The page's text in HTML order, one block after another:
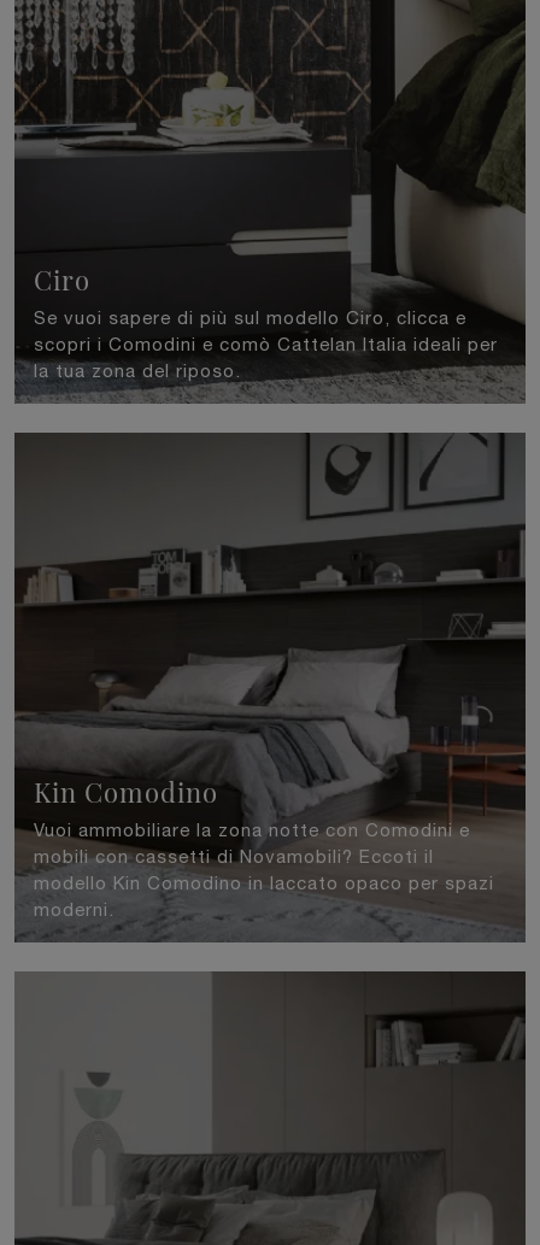
Ciro
Se vuoi sapere di più sul modello Ciro, clicca e
scopri i Comodini e comò Cattelan Italia ideali per
la tua zona del riposo.
Kin Comodino
Vuoi ammobiliare la zona notte con Comodini e
mobili con cassetti di Novamobili? Eccoti il
modello Kin Comodino in laccato opaco per spazi
moderni.